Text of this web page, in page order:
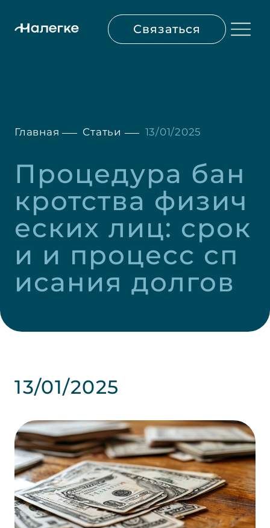
Связаться
Главная Статьи 13/01/2025
Процедура бан
кротства физич
еских лиц: срок
и и процесс сп
исания долгов
13/01/2025